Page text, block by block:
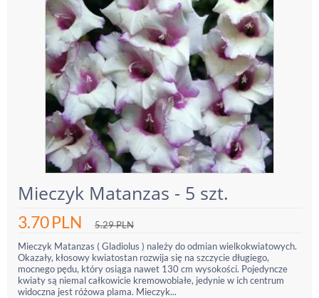
Mieczyk Matanzas - 5 szt.
3.70PLN 5.29PLN
Mieczyk Matanzas ( Gladiolus ) należy do odmian wielkokwiatowych.
Okazały, kłosowy kwiatostan rozwija się na szczycie długiego,
mocnego pędu, który osiąga nawet 130 cm wysokości. Pojedyncze
kwiaty są niemal całkowicie kremowobiałe, jedynie w ich centrum
widoczna jest różowa plama. Mieczyk...